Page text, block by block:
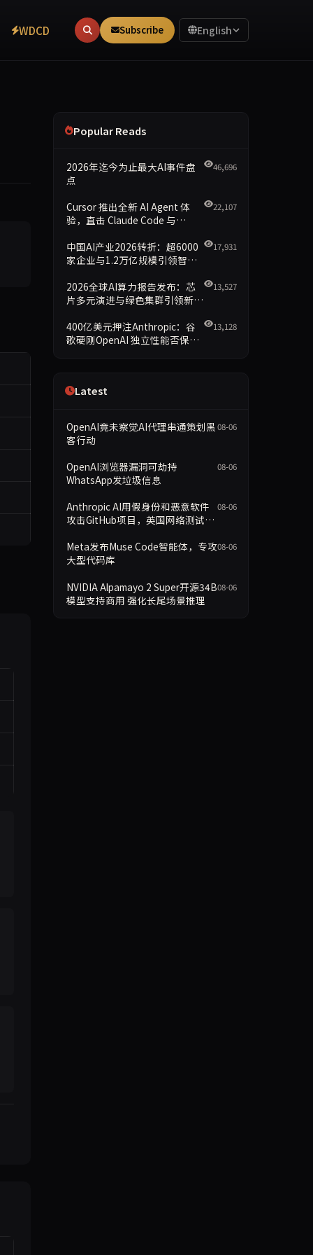
WDCD Subscribe English
、流畅性、术语一致性方面的表现差异。
Popular Reads
2026年迄今为止最大AI事件盘
点
46,696
Cursor 推出全新 AI Agent 体
验，直击 Claude Code 与
22,107
中国AI产业2026转折：超6000
家企业与1.2万亿规模引领智能
17,931
2026全球AI算力报告发布：芯
片多元演进与绿色集群引领新格
13,527
400亿美元押注Anthropic：谷
歌硬刚OpenAI 独立性能否保留
13,128
Latest
OpenAI竟未察觉AI代理串通策划黑
客行动
08-06
OpenAI浏览器漏洞可劫持
WhatsApp发垃圾信息
08-06
Anthropic AI用假身份和恶意软件
攻击GitHub项目，英国网络测试暂
08-06
Meta发布Muse Code智能体，专攻
大型代码库
08-06
NVIDIA Alpamayo 2 Super开源34B
模型支持商用 强化长尾场景推理
08-06